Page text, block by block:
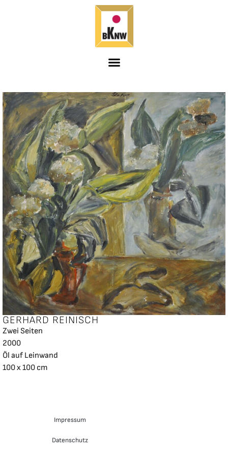
GERHARD REINISCH
Zwei Seiten
2000
Öl auf Leinwand
100 x 100 cm
Impressum
Datenschutz